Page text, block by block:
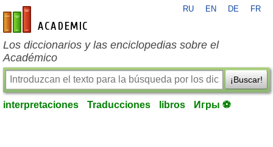
es-academic.com
RU EN DE FR
Los diccionarios y las enciclopedias sobre el
Académico
¡Buscar!
interpretaciones Traducciones libros Игры ⚽